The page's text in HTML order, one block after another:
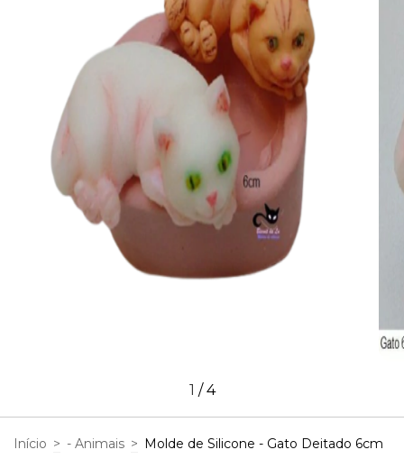
1 /4
Início > - Animais > Molde de Silicone - Gato Deitado 6cm